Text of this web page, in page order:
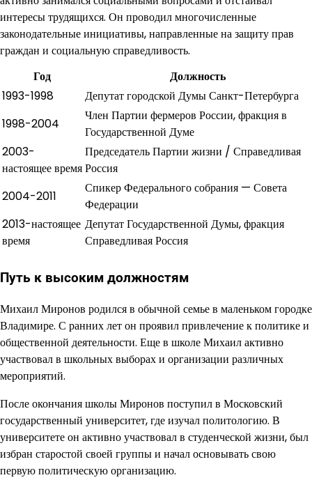
интересы трудящихся. Он проводил многочисленные
законодательные инициативы, направленные на защиту прав
граждан и социальную справедливость.
Год
Должность
1993-1998
Депутат городской Думы Санкт-Петербурга
1998-2004
Член Партии фермеров России, фракция в
Государственной Думе
2003-
настоящее время
Председатель Партии жизни / Справедливая
Россия
2004-2011
Спикер Федерального собрания — Совета
Федерации
2013-настоящее
время
Депутат Государственной Думы, фракция
Справедливая Россия
Путь к высоким должностям
Михаил Миронов родился в обычной семье в маленьком городке
Владимире. С ранних лет он проявил привлечение к политике и
общественной деятельности. Еще в школе Михаил активно
участвовал в школьных выборах и организации различных
мероприятий.
После окончания школы Миронов поступил в Московский
государственный университет, где изучал политологию. В
университете он активно участвовал в студенческой жизни, был
избран старостой своей группы и начал основывать свою
первую политическую организацию.